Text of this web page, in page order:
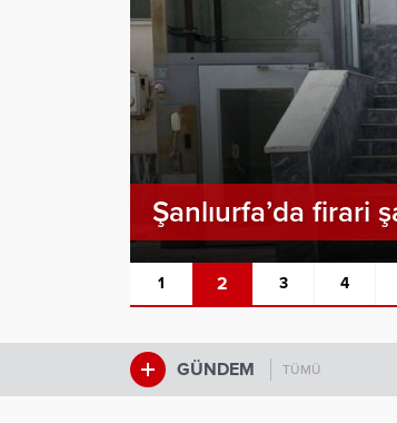
Şanlıurfa’da firari
1 2 3 4
GÜNDEM TÜMÜ